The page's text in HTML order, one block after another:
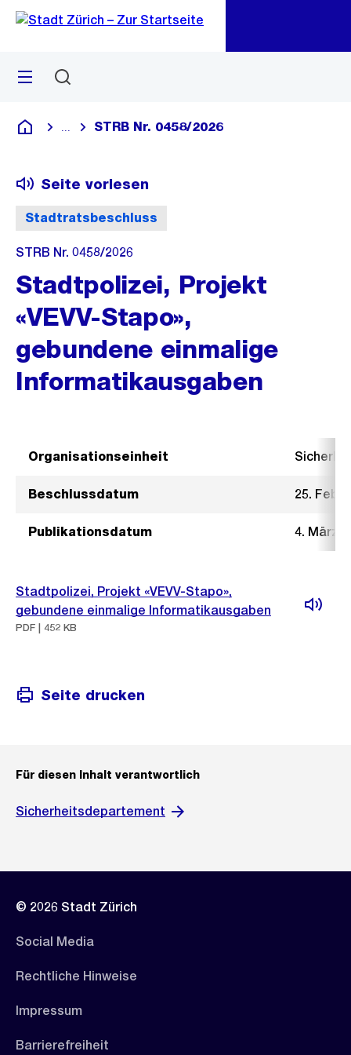
Navigation
Sprunglink
Menü
Deutsch
Blende alle Breadcrumbs ein
STRB Nr. 0458/2026
Stadtratsbeschluss
Seite vorlesen
STRB Nr. 0458/2026
Stadtpolizei, Projekt
«VEVV-Stapo»,
gebundene einmalige
Informatikausgaben
Organisationseinheit
Beschlussdatum 25.
Publikationsdatum 4. März
Stadtpolizei, Projekt «VEVV-Stapo»,
gebundene einmalige Informatikausgaben
PDF | 452 KB
Seite drucken
Für diesen Inhalt verantwortlich
Sicherheitsdepartement
© 2026 Stadt Zürich
Social Media
Rechtliche Hinweise
Impressum
Barrierefreiheit